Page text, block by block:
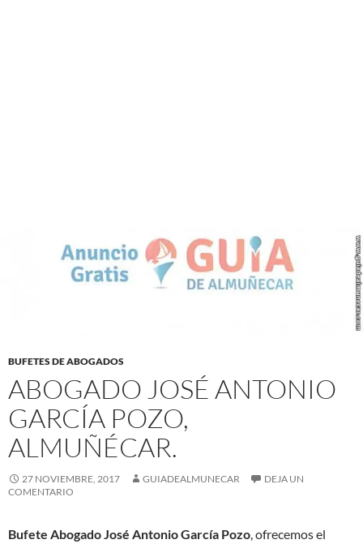
BUFETES DE ABOGADOS
ABOGADO JOSÉ ANTONIO
GARCÍA POZO,
ALMUÑÉCAR.
27 NOVIEMBRE, 2017 GUIADEALMUNECAR
DEJA UN
COMENTARIO
Bufete Abogado José Antonio García Pozo , ofrecemos el